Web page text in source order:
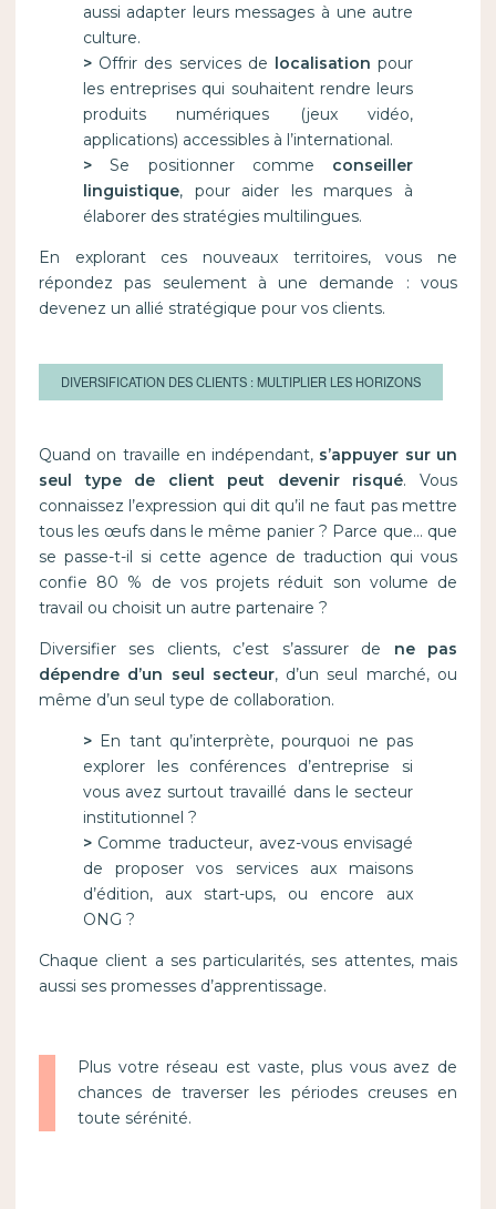
aussi adapter leurs messages à une autre
culture.
> Offrir des services de localisation pour
les entreprises qui souhaitent rendre leurs
produits numériques (jeux vidéo,
applications) accessibles à l’international.
>Se positionner comme conseiller
linguistique, pour aider les marques à
élaborer des stratégies multilingues.
En explorant ces nouveaux territoires, vous ne
répondez pas seulement à une demande : vous
devenez un allié stratégique pour vos clients.
DIVERSIFICATION DES CLIENTS : MULTIPLIER LES HORIZONS
Quand on travaille en indépendant, s’appuyer sur un
seul type de client peut devenir risqué. Vous
connaissez l’expression qui dit qu’il ne faut pas mettre
tous les œufs dans le même panier ? Parce que… que
se passe-t-il si cette agence de traduction qui vous
confie 80 % de vos projets réduit son volume de
travail ou choisit un autre partenaire ?
Diversifier ses clients, c’est s’assurer de ne pas
dépendre d’un seul secteur, d’un seul marché, ou
même d’un seul type de collaboration.
> En tant qu’interprète, pourquoi ne pas
explorer les conférences d’entreprise si
vous avez surtout travaillé dans le secteur
institutionnel ?
> Comme traducteur, avez-vous envisagé
de proposer vos services aux maisons
d’édition, aux start-ups, ou encore aux
ONG ?
Chaque client a ses particularités, ses attentes, mais
aussi ses promesses d’apprentissage.
Plus votre réseau est vaste, plus vous avez de
chances de traverser les périodes creuses en
toute sérénité.